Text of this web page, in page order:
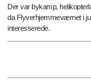
Der var bykamp,
da Flyverhjemmeværnet i
interesserede.